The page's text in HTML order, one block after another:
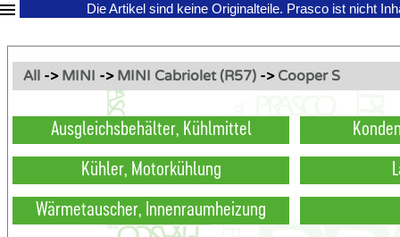
Die Artikel sind keine Originalteile. Prasco ist nicht
All -> MINI -> MINI Cabriolet (R57) -> Cooper S
Ausgleichsbehälter, Kühlmittel
Kühler, Motorkühlung
Wärmetauscher, Innenraumheizung